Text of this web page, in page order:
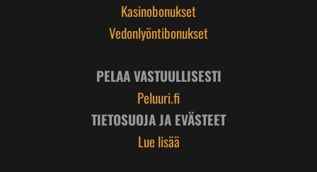
Kasinobonukset
Vedonlyöntibonukset
PELAA VASTUULLISESTI
Peluuri.fi
TIETOSUOJA JA EVÄSTEET
Lue lisää